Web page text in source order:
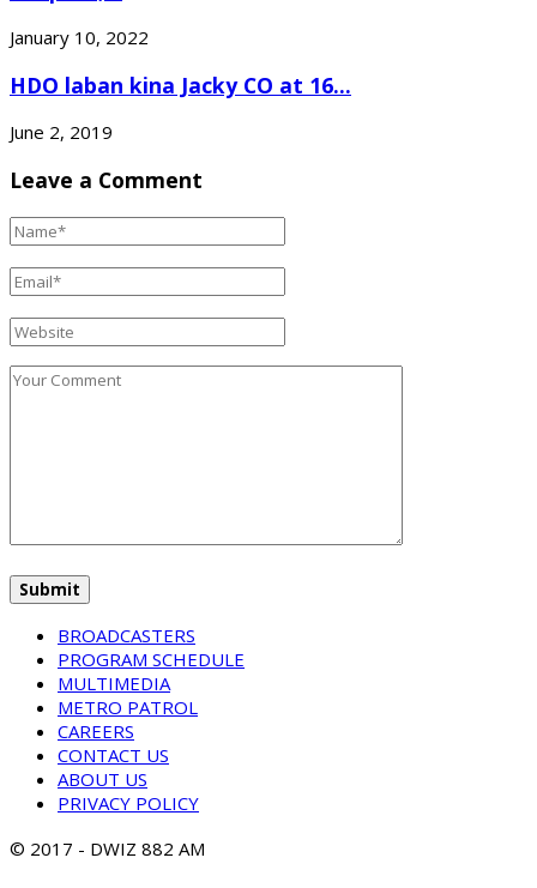
January 10, 2022
HDO laban kina Jacky CO at 16...
June 2, 2019
Leave a Comment
BROADCASTERS
PROGRAM SCHEDULE
MULTIMEDIA
METRO PATROL
CAREERS
CONTACT US
ABOUT US
PRIVACY POLICY
© 2017 - DWIZ 882 AM